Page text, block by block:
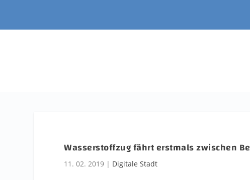
Wasserstoffzug fährt erstmals zwischen
11. 02. 2019 | Digitale Stadt